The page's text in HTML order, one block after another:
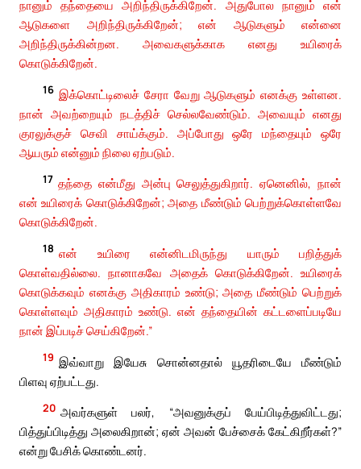
நானும் தந்தையை அறிந்திருக்கிறேன். அதுபோல நானும் என்
ஆடுகளை அறிந்திருக்கிறேன்; என் ஆடுகளும் என்னை
அறிந்திருக்கின்றன. அவைகளுக்காக எனது உயிரைக்
கொடுக்கிறேன்.
16 இக்கொட்டிலைச் சேரா வேறு ஆடுகளும் எனக்கு உள்ளன.
நான் அவற்றையும் நடத்திச் செல்லவேண்டும். அவையும் எனது
குரலுக்குச் செவி சாய்க்கும். அப்போது ஒரே மந்தையும் ஒரே
ஆயரும் என்னும் நிலை ஏற்படும்.
17 தந்தை என்மீது அன்பு செலுத்துகிறார். ஏனெனில், நான்
என் உயிரைக் கொடுக்கிறேன்; அதை மீண்டும் பெற்றுக்கொள்ளவே
கொடுக்கிறேன்.
18 என் உயிரை என்னிடமிருந்து யாரும் பறித்துக்
கொள்வதில்லை. நானாகவே அதைக் கொடுக்கிறேன். உயிரைக்
கொடுக்கவும் எனக்கு அதிகாரம் உண்டு; அதை மீண்டும் பெற்றுக்
கொள்ளவும் அதிகாரம் உண்டு. என் தந்தையின் கட்டளைப்படியே
நான் இப்படிச் செய்கிறேன்.”
19 இவ்வாறு இயேசு சொன்னதால் யூதரிடையே மீண்டும்
பிளவு ஏற்பட்டது.
20 அவர்களுள் பலர், “அவனுக்குப் பேய்பிடித்துவிட்டது;
பித்துப்பிடித்து அலைகிறான்; ஏன் அவன் பேச்சைக் கேட்கிறீர்கள்?”
என்று பேசிக் கொண்டனர்.